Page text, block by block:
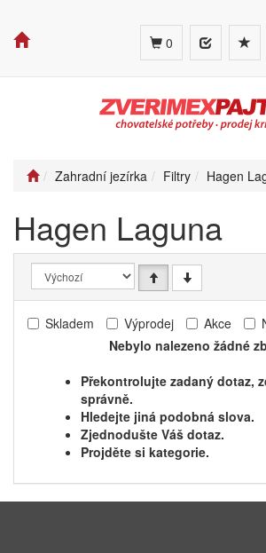
0
Zahradní jezírka Filtry Hagen
Hagen Laguna
Skladem Výprodej Akce
Nebylo nalezeno žádné
Překontrolujte zadaný dotaz,
správně.
Hledejte jiná podobná slova.
Zjednodušte Váš dotaz.
Projděte si kategorie.